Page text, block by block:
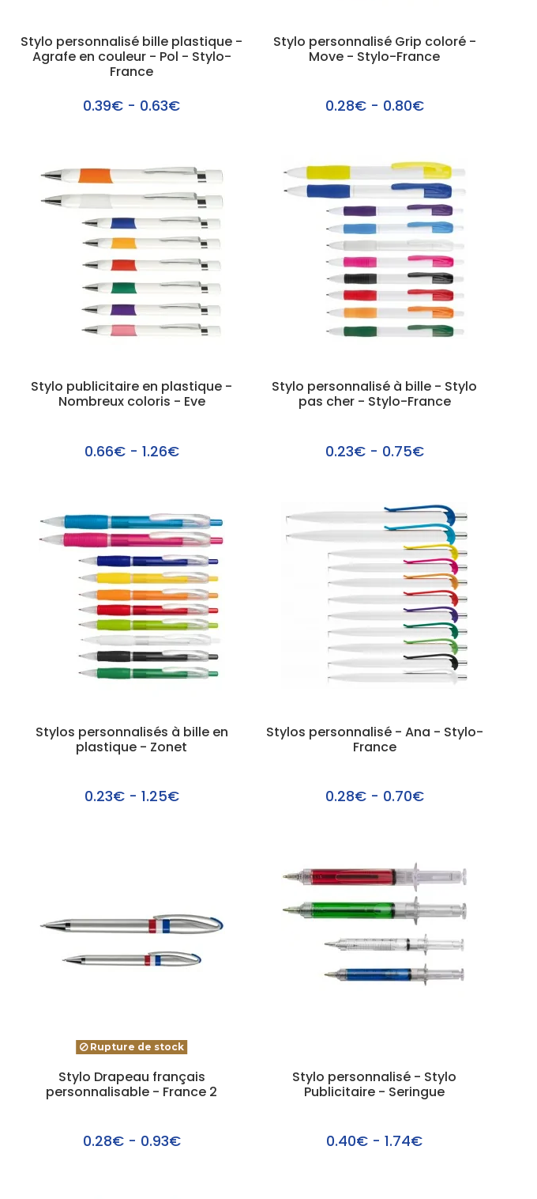
Stylo personnalisé bille plastique -
Agrafe en couleur - Pol - Stylo-
France
0.39€ - 0.63€
Stylo personnalisé Grip coloré -
Move - Stylo-France
0.28€ - 0.80€
Stylo publicitaire en plastique -
Nombreux coloris - Eve
0.66€ - 1.26€
Stylo personnalisé à bille - Stylo
pas cher - Stylo-France
0.23€ - 0.75€
Stylos personnalisés à bille en
plastique - Zonet
0.23€ - 1.25€
Stylos personnalisé - Ana - Stylo-
France
0.28€ - 0.70€
Rupture de stock
Stylo Drapeau français
personnalisable - France 2
0.28€ - 0.93€
Stylo personnalisé - Stylo
Publicitaire - Seringue
0.40€ - 1.74€